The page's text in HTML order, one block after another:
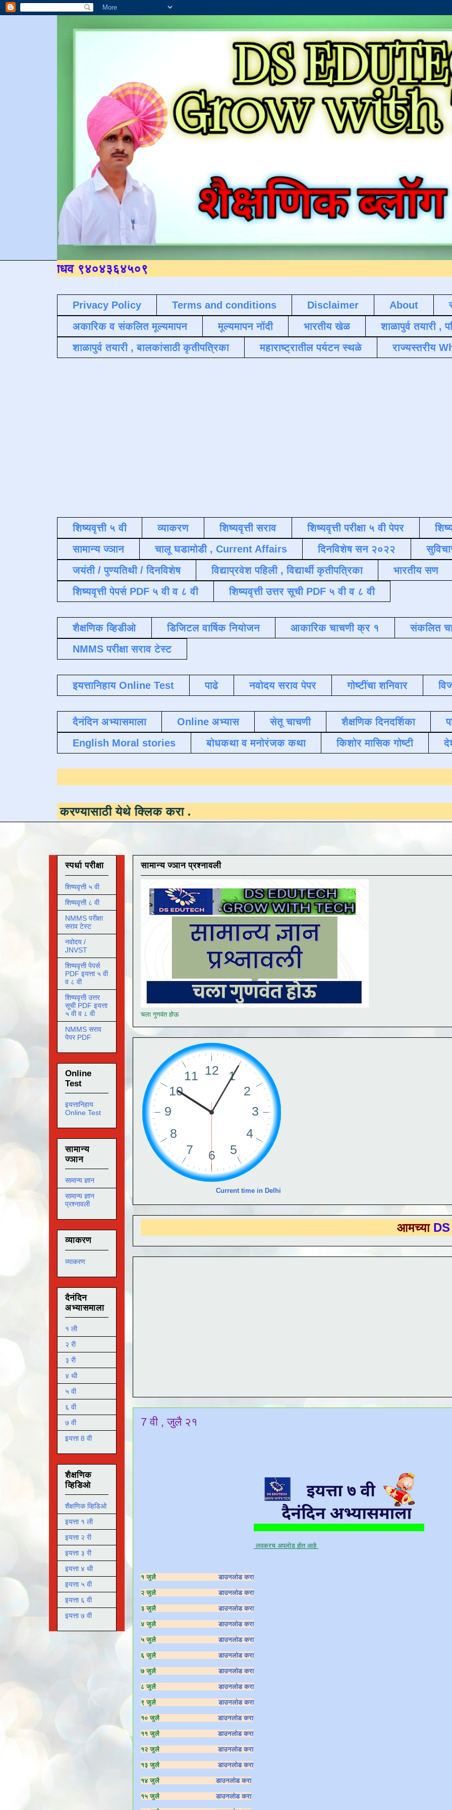
Privacy Policy Terms and conditions Disclaimer About
अकारिक व संकलित मूल्यमापन
मूल्यमापन नोंदी भारतीय खेळ
शाळापुर्व तयारी ,
शाळापुर्व तयारी , बालकांसाठी कृतीपत्रिका
महाराष्ट्रातील पर्यटन स्थळे राज्यस्तरीय
शिष्यवृत्ती ५ वी व्याकरण शिष्यवृत्ती सराव शिष्यवृत्ती परीक्षा ५ वी पेपर
सामान्य ज्ञान
चालू घडामोडी , Current Affairs दिनविशेष सन २०२२
जयंती / पुण्यतिथी / दिनविशेष
विद्याप्रवेश पहिली , विद्यार्थी कृतीपत्रिका भारतीय सण
शिष्यवृत्ती पेपर्स PDF ५ वी व ८ वी
शिष्यवृत्ती उत्तर सूची PDF ५ वी व ८ वी
शैक्षणिक व्हिडीओ डिजिटल वार्षिक नियोजन आकारिक चाचणी क्र १
संकलित
NMMS परीक्षा सराव टेस्ट
इयत्तानिहाय Online Test पाढे नवोदय सराव पेपर गोष्टींचा शनिवार
दैनंदिन अभ्यासमाला Online अभ्यास सेतू चाचणी शैक्षणिक दिनदर्शिका
English Moral stories
बोधकथा व मनोरंजक कथा किशोर मासिक गोष्टी
करण्यासाठी येथे क्लिक करा .
सामान्य ज्ञान प्रश्नावली
चला गुणवंत होऊ
Current time in Delhi
DS
7 वी , जुलै २१
लवकरच अपलोड होत आहे
१ जुलै डाउनलोड करा
२ जुलैडाउनलोड करा
३ जुलैडाउनलोड करा
४ जुलैडाउनलोड करा
५ जुलैडाउनलोड करा
६ जुलैडाउनलोड करा
७ जुलैडाउनलोड करा
८ जुलैडाउनलोड करा
९ जुलैडाउनलोड करा
१० जुलैडाउनलोड करा
११ जुलैडाउनलोड करा
१२ जुलैडाउनलोड करा
१३ जुलैडाउनलोड करा
१४ जुलैडाउनलोड करा
१५ जुलैडाउनलोड करा
स्पर्धा परीक्षा
शिष्यवृत्ती ५ वी
शिष्यवृत्ती ८ वी
NMMS परीक्षा
सराव टेस्ट
नवोदय /
JNVST
शिष्यवृत्ती पेपर्स
PDF इयत्ता ५ वी
व ८ वी
शिष्यवृत्ती उत्तर
सूची PDF इयत्ता
५ वी व ८ वी
NMMS सराव
पेपर PDF
Online
Test
इयत्तानिहाय
Online Test
सामान्य
ज्ञान
सामान्य ज्ञान
सामान्य ज्ञान
प्रश्नावली
व्याकरण
व्याकरण
दैनंदिन
अभ्यासमाला
१ ली
२ री
३ री
४ थी
५ वी
६ वी
७ वी
इयत्ता 8 वी
शैक्षणिक
व्हिडिओ
शैक्षणिक व्हिडिओ
इयत्ता १ ली
इयत्ता २ री
इयत्ता ३ री
इयत्ता ४ थी
इयत्ता ५ वी
इयत्ता ६ वी
इयत्ता ७ वी